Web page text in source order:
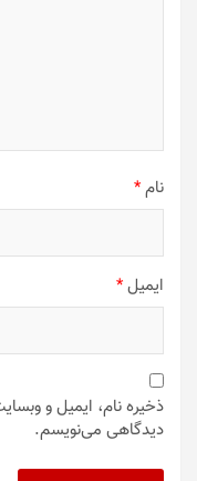
نام*
ایمیل*
ذخیره نام، ایمیل و
دیدگاهی می‌نویسم.